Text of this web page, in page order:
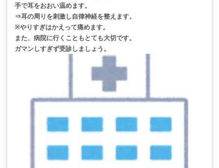
手で耳をおおい温めます。
⇒耳の周りを刺激し自律神経を整えます。
※やりすぎはかえって痛めます。
また、病院に行くこともとても大切です。
ガマンしすぎず受診しましょう。